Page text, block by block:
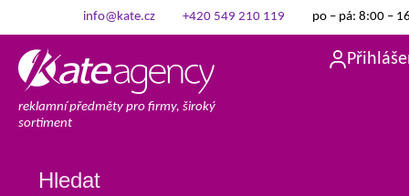
info@kate.cz +420 549 210 119 po – pá: 8:00 –
reklamní předměty pro firmy, široký
sortiment